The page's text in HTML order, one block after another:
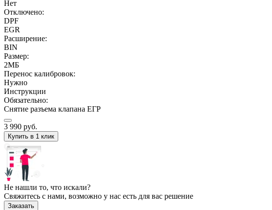
Нет
Отключено:
DPF
EGR
Расширение:
BIN
Размер:
2МБ
Перенос калибровок:
Нужно
Инструкции
Обязательно:
Снятие разъема клапана ЕГР
3 990 руб.
Купить в 1 клик
Не нашли то, что искали?
Свяжитесь с нами, возможно у нас есть для вас решение
Заказать